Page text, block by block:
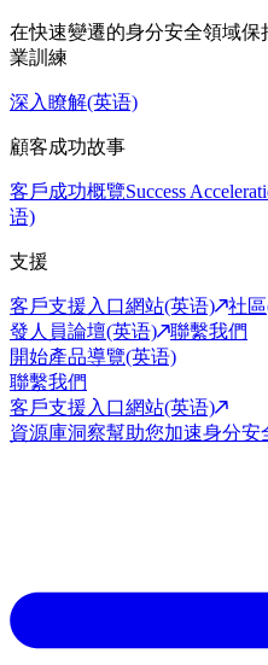
在快速變遷的身分安全領域
業訓練
深入瞭解(英语)
顧客成功故事
客戶成功概覽Success
语)
支援
客戶支援入口網站(英语) 社
發人員論壇(英语)
聯繫我們
開始產品導覽(英语)
聯繫我們
客戶支援入口網站(英语)
資源庫洞察幫助您加速身分安